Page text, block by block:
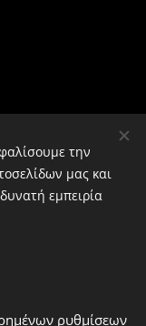
την
μας και
εμπειρία
ρυθμίσεων